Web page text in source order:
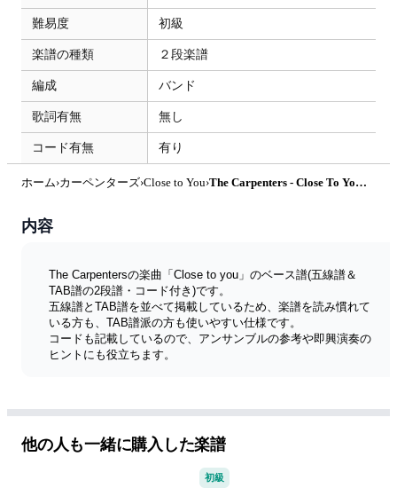
難易度 初級
楽譜の種類 ２段楽譜
編成 バンド
歌詞有無 無し
コード有無 有り
ホーム›カーペンターズ›Close to You› The Carpenters - Close To You (ベース譜/五線譜＆TAB譜の2段譜・コード付き) by きどりん
内容
The Carpentersの楽曲「Close to you」のベース譜(五線譜＆
TAB譜の2段譜・コード付き)です。
五線譜とTAB譜を並べて掲載しているため、楽譜を読み慣れて
いる方も、TAB譜派の方も使いやすい仕様です。
コードも記載しているので、アンサンブルの参考や即興演奏の
ヒントにも役立ちます。
ください。
販売しているベース譜は以下の3種類からお選びいただけま
す。
・五線譜＆TAB譜の2段譜（コード付き）
https://kokomu.jp/sheet-music/113974
他の人も一緒に購入した楽譜
初級